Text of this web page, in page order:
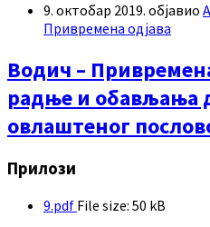
9. октобар 2019. објавио
Привремена одјава
Водич –
радње и обављања
овлаштеног
Прилози
9.pdf File size: 50 kB